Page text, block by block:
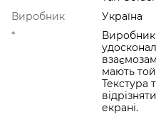
Виробник
Україна
*
мають
Текстура
екрані.